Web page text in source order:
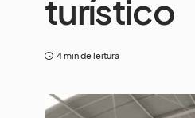
turístico
4 min de leitura